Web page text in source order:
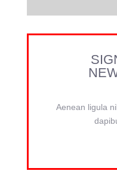
Aenean ligula